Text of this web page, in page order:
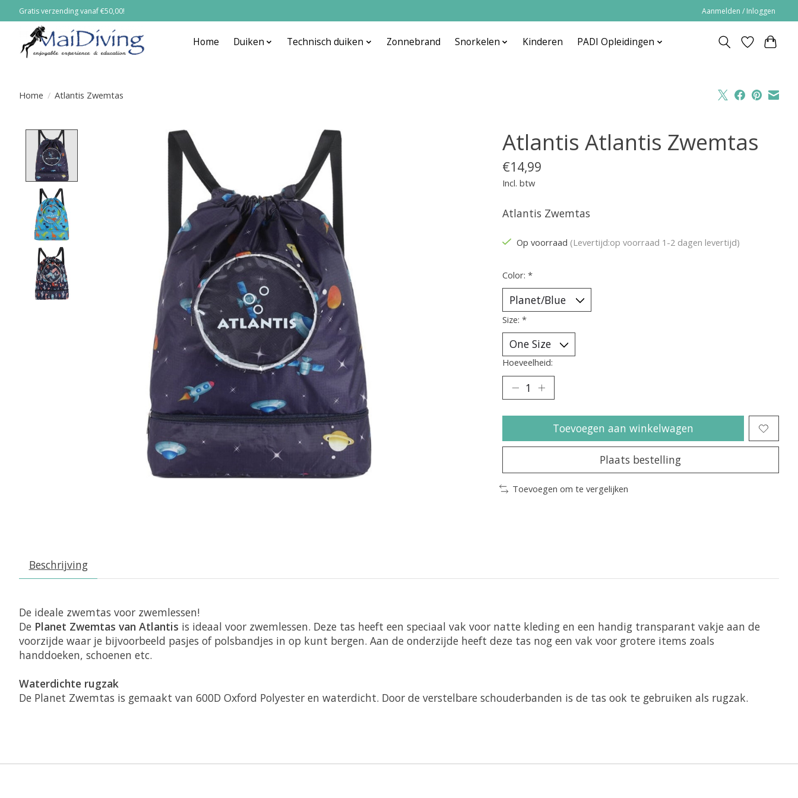
Gratis verzending vanaf €50,00! Aanmelden / Inloggen
Home Duiken Technisch duiken Zonnebrand Snorkelen Kinderen PADI Opleidingen
Home / Atlantis Zwemtas
Product image slideshow Items Atlantis Atlantis Zwemtas
€14,99
Incl. btw
Atlantis Zwemtas
Op voorraad (Levertijd:op voorraad 1-2 dagen levertijd)
Color: *
Size: *
Hoeveelheid:
Toevoegen aan winkelwagen
Plaats bestelling
Toevoegen om te vergelijken
Beschrijving
De ideale zwemtas voor zwemlessen!
De Planet Zwemtas van Atlantis is ideaal voor zwemlessen. Deze tas heeft een speciaal vak voor natte kleding en een handig transparant vakje aan de
voorzijde waar je bijvoorbeeld pasjes of polsbandjes in op kunt bergen. Aan de onderzijde heeft deze tas nog een vak voor grotere items zoals
handdoeken, schoenen etc.
Waterdichte rugzak
De Planet Zwemtas is gemaakt van 600D Oxford Polyester en waterdicht. Door de verstelbare schouderbanden is de tas ook te gebruiken als rugzak.